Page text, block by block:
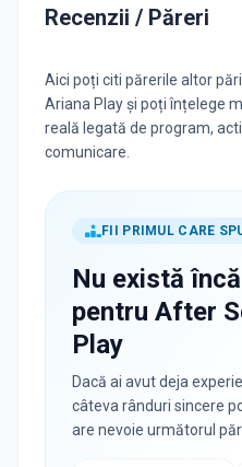
Recenzii / Păreri
Aici poți citi părerile altor
Ariana Play și poți înțelege
reală legată de program,
comunicare.
FII PRIMUL CARE
Nu există
pentru After
Play
Dacă ai avut deja
câteva rânduri sincere
are nevoie următorul